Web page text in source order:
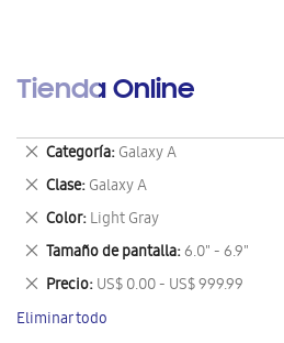
Tienda Online
Categoría Galaxy A
Eliminar
este
artículo
Clase Galaxy A
Eliminar
este
artículo
Color Light Gray
Eliminar
este
artículo
Tamaño de pantalla 6.0" - 6.9"
Eliminar
este
artículo
Precio US$ 0.00 - US$ 999.99
Eliminar
este
artículo
Eliminar todo